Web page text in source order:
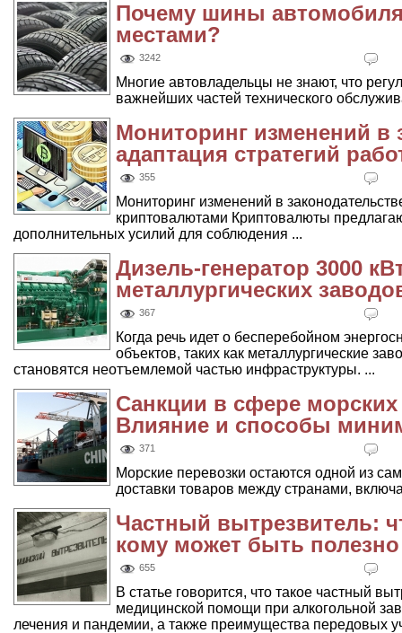
Почему шины
местами?
3242
Многие автовладельцы не знают, что
важнейших частей технического
Мониторинг изменений в
адаптация стратегий
355
Мониторинг изменений в
криптовалютами Криптовалюты
дополнительных усилий для соблюдения ...
Дизель-генератор 3000
металлургических
367
Когда речь идет о бесперебойном
объектов, таких как металлургические
становятся неотъемлемой частью инфраструктуры. ...
Санкции в сфере морских
Влияние и способы
371
Морские перевозки остаются одной из
доставки товаров между странами,
Частный вытрезвитель:
кому может быть полезно
655
В статье говорится, что такое частный
медицинской помощи при алкогольной
лечения и пандемии, а также преимущества передовых